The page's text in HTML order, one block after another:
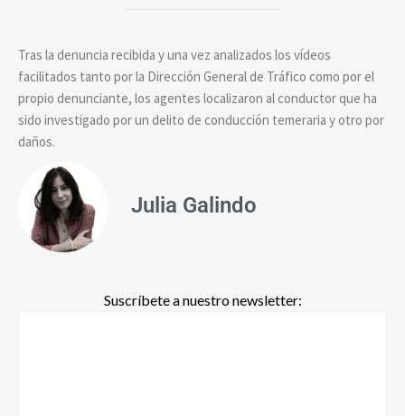
Tras la denuncia recibida y una vez analizados los vídeos
facilitados tanto por la Dirección General de Tráfico como por el
propio denunciante, los agentes localizaron al conductor que ha
sido investigado por un delito de conducción temeraria y otro por
daños.
Julia Galindo
Suscríbete a nuestro newsletter: